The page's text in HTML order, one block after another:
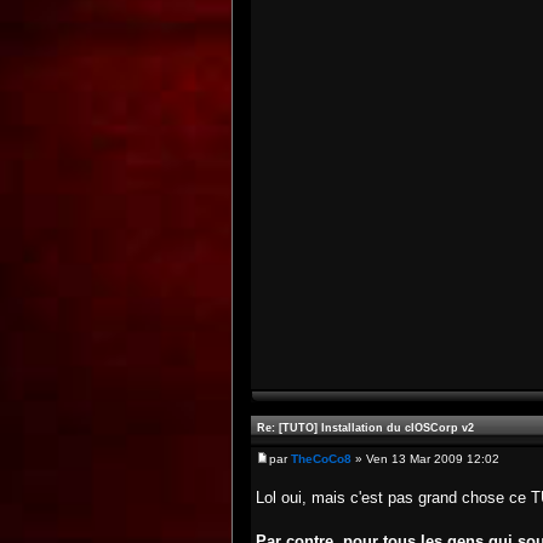
Re: [TUTO] Installation du cIOSCorp v2
parTheCoCo8 » Ven 13 Mar 2009 12:02
Lol oui, mais c'est pas grand chose ce